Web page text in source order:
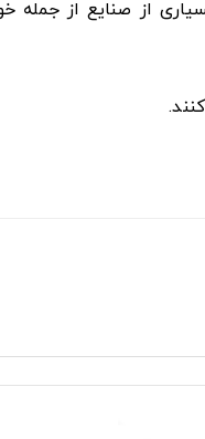
از صنایع از جمله